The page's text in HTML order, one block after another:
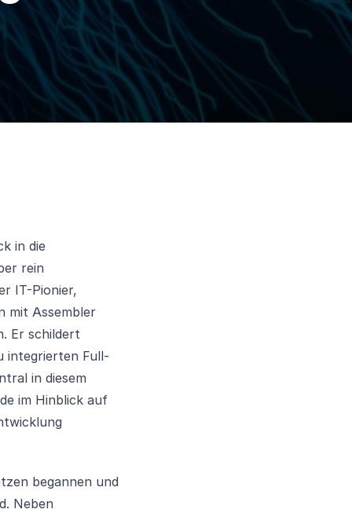
in die
rein
IT-Pionier,
mit Assembler
Er schildert
integrierten Full-
in diesem
im Hinblick auf
begannen und
Neben